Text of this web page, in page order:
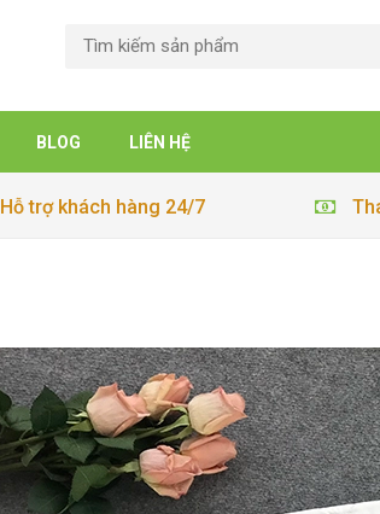
BLOG LIÊN HỆ
Hỗ trợ khách hàng 24/7